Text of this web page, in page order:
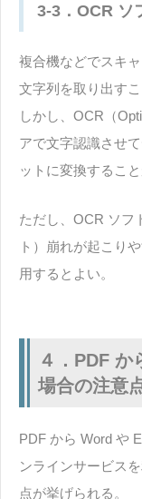
3-3．OCR ソ
複合機などでスキ
文字列を取り出すこ
しかし、OCR（
アで文字認識させ
ットに変換すること
ただし、OCR ソフ
ト）崩れが起こり
用するとよい。
４．PDF
場合の注意
PDF から Word や
ンラインサービス
点が挙げられる。